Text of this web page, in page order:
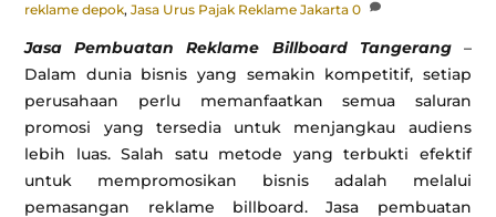
reklame depok,Jasa Urus Pajak Reklame Jakarta 0
Jasa Pembuatan Reklame Billboard Tangerang–
Dalam dunia bisnis yang semakin kompetitif, setiap
perusahaan perlu memanfaatkan semua saluran
promosi yang tersedia untuk menjangkau audiens
lebih luas. Salah satu metode yang terbukti efektif
untuk mempromosikan bisnis adalah melalui
pemasangan reklame billboard. Jasa pembuatan